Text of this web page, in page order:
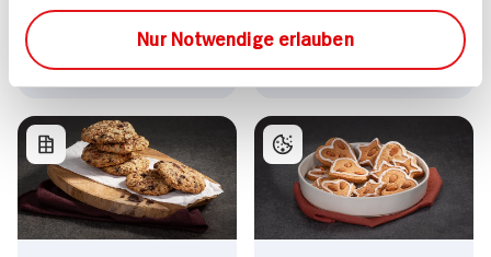
Nur Notwendige erlauben
974 kcal p. Portion
Vegetarisch
90 min
389 kcal p. Portion
Leicht